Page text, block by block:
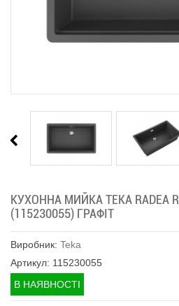
КУХОННА МИЙКА TEKA RADEA
(115230055) ГРАФІТ
Виробник: Teka
Артикул: 115230055
В НАЯВНОСТІ